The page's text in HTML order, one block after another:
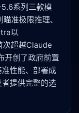
系列三款模
准极限推理、
以
次超越Claude
开创了政府前置
性能、部署成
提供完整的选